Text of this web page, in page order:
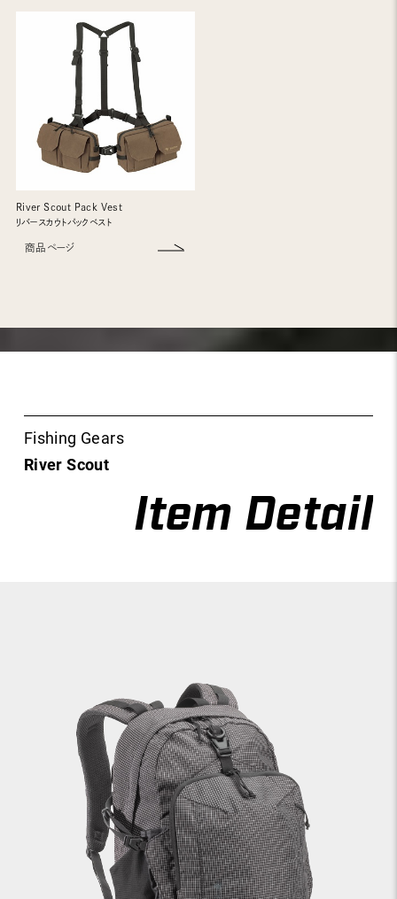
River Scout Pack Vest
リバースカウトパックベスト
商品ページ
Fishing Gears
River Scout
Item Detail